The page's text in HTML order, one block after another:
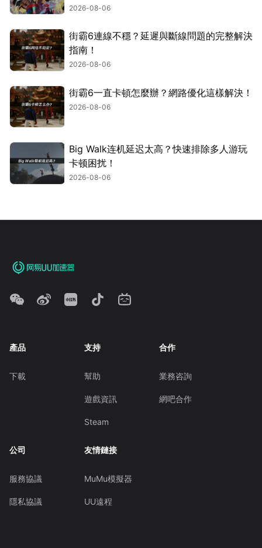
2026-08-06
街霸6連線不穩？延遲與斷線問題的完整解決
指南！
2026-08-06
街霸6一直卡頓怎麼辦？網路優化這樣解決！
2026-08-06
Big Walk连机延迟太高？快速排除多人游玩
卡顿困扰！
2026-08-06
產品
下載
支持
幫助
遊戲資訊
Steam
合作
業務咨詢
網吧合作
公司
服務協議
隱私協議
友情鏈接
MuMu模擬器
UU遠程